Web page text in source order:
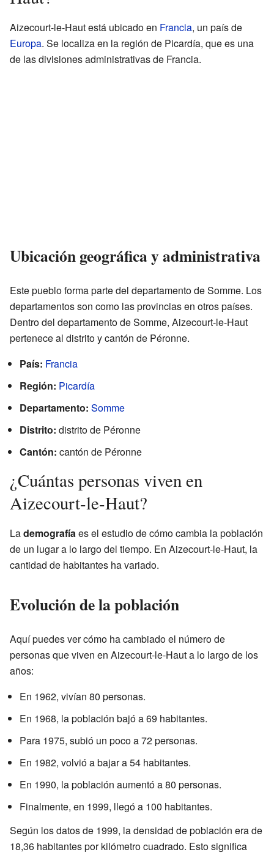
Aizecourt-le-Haut está ubicado en Francia, un país de
Europa. Se localiza en la región de Picardía, que es una
de las divisiones administrativas de Francia.
Ubicación geográfica y administrativa
Este pueblo forma parte del departamento de Somme. Los
departamentos son como las provincias en otros países.
Dentro del departamento de Somme, Aizecourt-le-Haut
pertenece al distrito y cantón de Péronne.
País: Francia
Región: Picardía
Departamento: Somme
Distrito: distrito de Péronne
Cantón: cantón de Péronne
¿Cuántas personas viven en
Aizecourt-le-Haut?
Lademografíaes el estudio de cómo cambia la población
de un lugar a lo largo del tiempo. En Aizecourt-le-Haut, la
cantidad de habitantes ha variado.
Evolución de la población
Aquí puedes ver cómo ha cambiado el número de
personas que viven en Aizecourt-le-Haut a lo largo de los
años:
En 1962, vivían 80 personas.
En 1968, la población bajó a 69 habitantes.
Para 1975, subió un poco a 72 personas.
En 1982, volvió a bajar a 54 habitantes.
En 1990, la población aumentó a 80 personas.
Finalmente, en 1999, llegó a 100 habitantes.
Según los datos de 1999, la densidad de población era de
18,36 habitantes por kilómetro cuadrado. Esto significa